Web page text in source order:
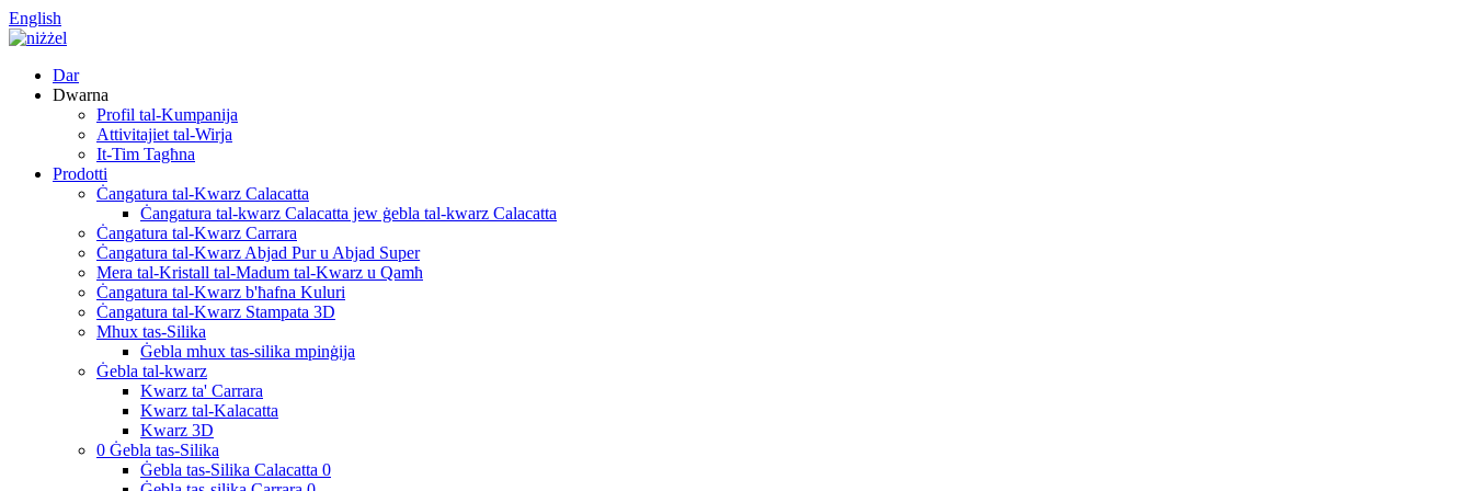
English
Dar
Dwarna
Profil tal-Kumpanija
Attivitajiet tal-Wirja
It-Tim Tagħna
Prodotti
Ċangatura tal-Kwarz Calacatta
Ċangatura tal-kwarz Calacatta jew ġebla tal-kwarz Calacatta
Ċangatura tal-Kwarz Carrara
Ċangatura tal-Kwarz Abjad Pur u Abjad Super
Mera tal-Kristall tal-Madum tal-Kwarz u Qamħ
Ċangatura tal-Kwarz b'ħafna Kuluri
Ċangatura tal-Kwarz Stampata 3D
Mhux tas-Silika
Ġebla mhux tas-silika mpinġija
Ġebla tal-kwarz
Kwarz ta' Carrara
Kwarz tal-Kalacatta
Kwarz 3D
0 Ġebla tas-Silika
Ġebla tas-Silika Calacatta 0